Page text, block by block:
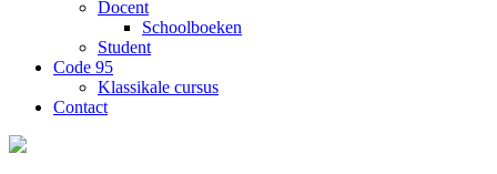
Docent
Schoolboeken
Student
Code 95
Klassikale cursus
Contact